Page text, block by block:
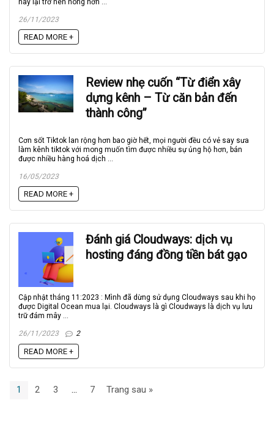
nay lại trở nên nóng hơn ...
26/11/2023
READ MORE +
Review nhẹ cuốn “Từ điển xây
dựng kênh – Từ căn bản đến
thành công”
Cơn sốt Tiktok lan rộng hơn bao giờ hết, mọi người đều có vẻ say sưa
làm kênh tiktok với mong muốn tìm được nhiều sự ủng hộ hơn, bán
được nhiều hàng hoá dịch ...
16/05/2023
READ MORE +
Đánh giá Cloudways: dịch vụ
hosting đáng đồng tiền bát gạo
Cập nhật tháng 11:2023 : Mình đã dừng sử dụng Cloudways sau khi họ
được Digital Ocean mua lại. Cloudways là gì Cloudways là dịch vụ lưu
trữ đám mây ...
26/11/2023 2
READ MORE +
1 2 3 … 7 Trang sau »